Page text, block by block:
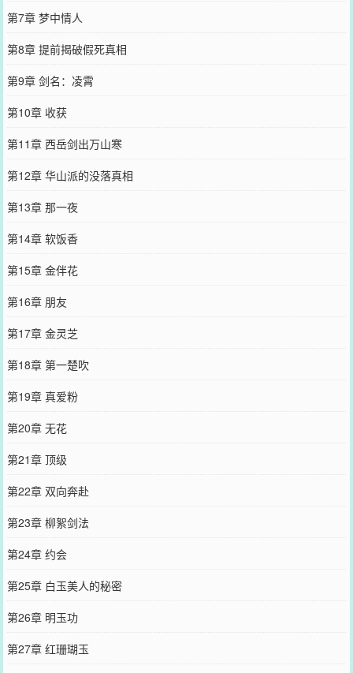
第7章 梦中情人
第8章 提前揭破假死真相
第9章 剑名：凌霄
第10章 收获
第11章 西岳剑出万山寒
第12章 华山派的没落真相
第13章 那一夜
第14章 软饭香
第15章 金伴花
第16章 朋友
第17章 金灵芝
第18章 第一楚吹
第19章 真爱粉
第20章 无花
第21章 顶级
第22章 双向奔赴
第23章 柳絮剑法
第24章 约会
第25章 白玉美人的秘密
第26章 明玉功
第27章 红珊瑚玉